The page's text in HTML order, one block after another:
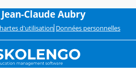
Claude Aubry
d'utilisation Données personnelles